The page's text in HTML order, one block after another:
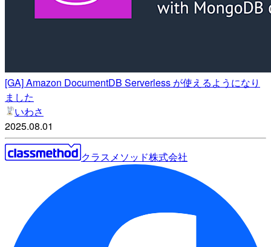
[GA] Amazon DocumentDB Serverless が使えるようになり
ました
いわさ
2025.08.01
クラスメソッド株式会社